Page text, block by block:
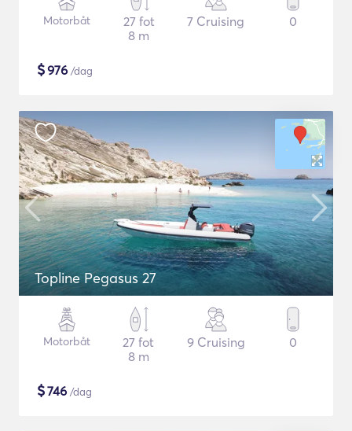
Motorbåt
27 fot
8 m
7 Cruising 0
$976 /dag
Topline Pegasus 27
Motorbåt
27 fot
8 m
9 Cruising 0
$746 /dag